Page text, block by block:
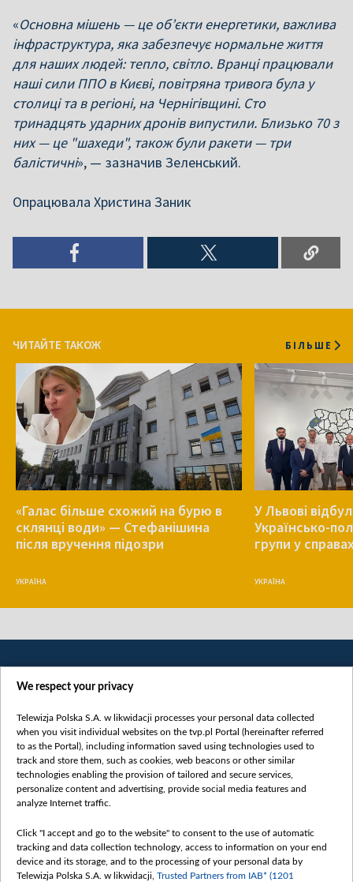
«Основна мішень — це обʼєкти енергетики, важлива
інфраструктура, яка забезпечує нормальне життя
для наших людей: тепло, світло. Вранці працювали
наші сили ППО в Києві, повітряна тривога була у
столиці та в регіоні, на Чернігівщині. Сто
тринадцять ударних дронів випустили. Близько 70 з
них — це "шахеди", також були ракети — три
балістичні», — зазначив Зеленський.
Опрацювала Христина Заник
ЧИТАЙТЕ ТАКОЖ БІЛЬШЕ
«Галас більше схожий на бурю в
склянці води» — Стефанішина
після вручення підозри
УКРАЇНА
У Львові
Українсько-
групи у
УКРАЇНА
Категорії
Новини
Докладно
Погляд
Цікаво
We respect your privacy
Telewizja Polska S.A. w likwidacji processes your personal data collected
when you visit individual websites on the tvp.pl Portal (hereinafter referred
to as the Portal), including information saved using technologies used to
track and store them, such as cookies, web beacons or other similar
technologies enabling the provision of tailored and secure services,
personalize content and advertising, provide social media features and
analyze Internet traffic.
Click "I accept and go to the website" to consent to the use of automatic
tracking and data collection technology, access to information on your end
device and its storage, and to the processing of your personal data by
Telewizja Polska S.A. w likwidacji, Trusted Partners from IAB* (1201